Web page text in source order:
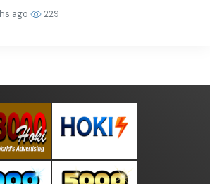
ago 229